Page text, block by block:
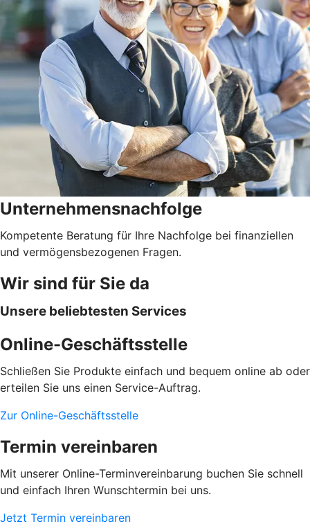
Unternehmensnachfolge
Kompetente Beratung für Ihre Nachfolge bei finanziellen
und vermögensbezogenen Fragen.
Wir sind für Sie da
Unsere beliebtesten Services
Online-Geschäftsstelle
Schließen Sie Produkte einfach und bequem online ab oder
erteilen Sie uns einen Service-Auftrag.
Zur Online-Geschäftsstelle
Termin vereinbaren
Mit unserer Online-Terminvereinbarung buchen Sie schnell
und einfach Ihren Wunschtermin bei uns.
Jetzt Termin vereinbaren